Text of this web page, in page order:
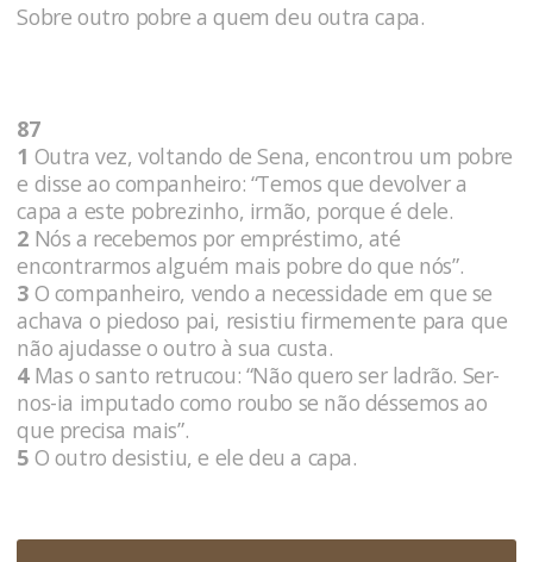
Sobre outro pobre a quem deu outra capa.
87
1 Outra vez, voltando de Sena, encontrou um pobre
e disse ao companheiro: “Temos que devolver a
capa a este pobrezinho, irmão, porque é dele.
2 Nós a recebemos por empréstimo, até
encontrarmos alguém mais pobre do que nós”.
3 O companheiro, vendo a necessidade em que se
achava o piedoso pai, resistiu firmemente para que
não ajudasse o outro à sua custa.
4Mas o santo retrucou: “Não quero ser ladrão. Ser-
nos-ia imputado como roubo se não déssemos ao
que precisa mais”.
5 O outro desistiu, e ele deu a capa.